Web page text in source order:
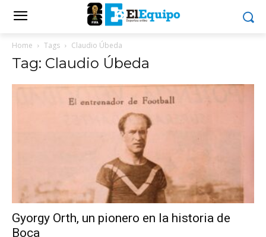
Home Tags Claudio Úbeda
Tag: Claudio Úbeda
Gyorgy Orth, un pionero en la historia de
Boca